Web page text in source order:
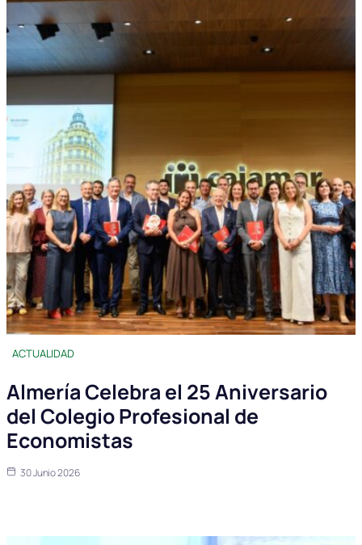
ACTUALIDAD
Almería Celebra el 25 Aniversario
del Colegio Profesional de
Economistas
30 Junio 2026